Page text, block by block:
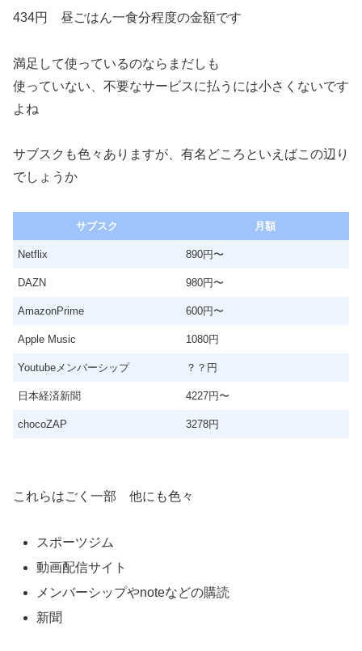
434円 昼ごはん一食分程度の金額です
満足して使っているのならまだしも
使っていない、不要なサービスに払うには小さくないです
よね
サブスクも色々ありますが、有名どころといえばこの辺り
でしょうか
サブスク 月額
Netflix 890円〜
DAZN 980円〜
AmazonPrime 600円〜
Apple Music 1080円
Youtubeメンバーシップ ？？円
日本経済新聞 4227円〜
chocoZAP 3278円
これらはごく一部 他にも色々
スポーツジム
動画配信サイト
メンバーシップやnoteなどの購読
新聞